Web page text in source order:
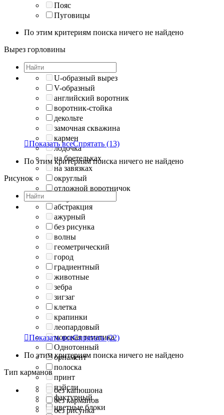
Пояс
Пуговицы
По этим критериям поиска ничего не найдено
Вырез горловины
U-образный вырез
V-образный
английский воротник
воротник-стойка
декольте
замочная скважина
кармен
лодочка
на бретельках
на завязках
округлый
отложной воротничок
Показать всеСпрятать (13)
По этим критериям поиска ничего не найдено
Рисунок
абстракция
ажурный
без рисунка
волны
геометрический
город
градиентный
животные
зебра
зигзаг
клетка
крапинки
леопардовый
морская тематика
Однотонный
орнамент
полоска
принт
пэйсли
фактурный
цветные блоки
Показать всеСпрятать(22)
По этим критериям поиска ничего не найдено
Тип карманов
без капюшона
без карманов
без рисунка